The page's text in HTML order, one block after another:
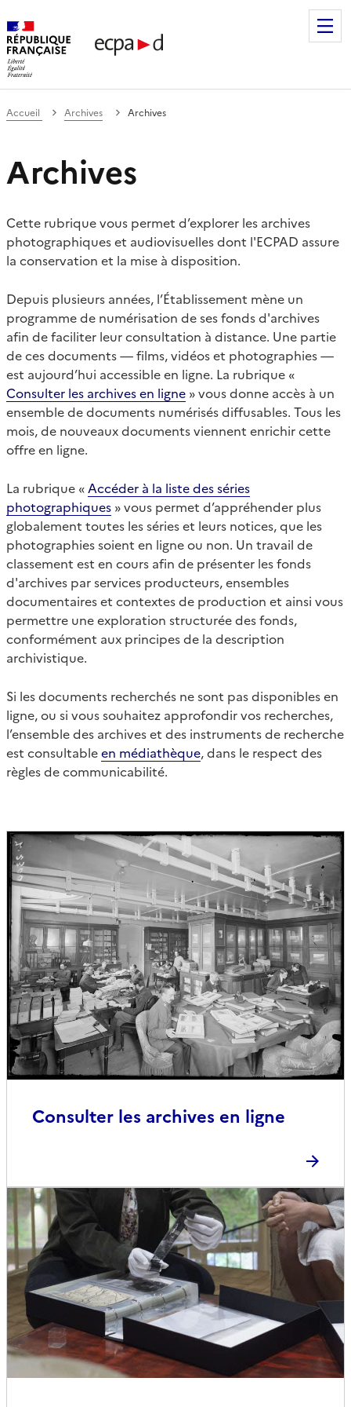
de communication et de production
Accueil Archives Archives
Archives
Cette rubrique vous permet d’explorer les archives
photographiques et audiovisuelles dont l'ECPAD assure
la conservation et la mise à disposition.
Depuis plusieurs années, l’Établissement mène un
programme de numérisation de ses fonds d'archives
afin de faciliter leur consultation à distance. Une partie
de ces documents — films, vidéos et photographies —
est aujourd’hui accessible en ligne. La rubrique «
Consulter les archives en ligne » vous donne accès à un
ensemble de documents numérisés diffusables. Tous les
mois, de nouveaux documents viennent enrichir cette
offre en ligne.
La rubrique « Accéder à la liste des séries
photographiques » vous permet d’appréhender plus
globalement toutes les séries et leurs notices, que les
photographies soient en ligne ou non. Un travail de
classement est en cours afin de présenter les fonds
d'archives par services producteurs, ensembles
documentaires et contextes de production et ainsi vous
permettre une exploration structurée des fonds,
conformément aux principes de la description
archivistique.
Si les documents recherchés ne sont pas disponibles en
ligne, ou si vous souhaitez approfondir vos recherches,
l’ensemble des archives et des instruments de recherche
est consultableen médiathèque, dans le respect des
règles de communicabilité.
Consulter les archives en ligne